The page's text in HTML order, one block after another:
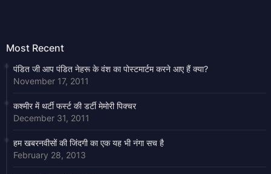
Most Recent
पंडित जी आप पंडित नेहरू के वंश का पोस्टमार्टम करने आए हैं क्या?
November 17, 2011
कश्मीर में थर्टी फर्स्ट की डर्टी मेमोरी पिक्चर
December 31, 2011
हम खबरनवीसों की जिंदगी का एक यह भी नंगा सच है
February 28, 2013